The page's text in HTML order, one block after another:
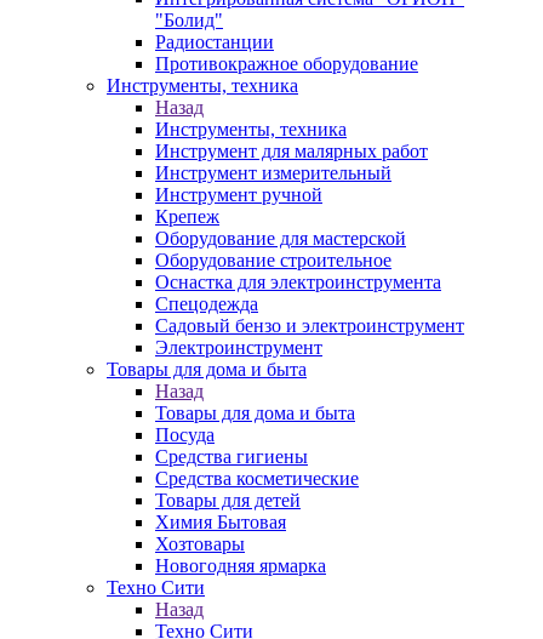
"Болид"
Радиостанции
Противокражное оборудование
Инструменты, техника
Назад
Инструменты, техника
Инструмент для малярных работ
Инструмент измерительный
Инструмент ручной
Крепеж
Оборудование для мастерской
Оборудование строительное
Оснастка для электроинструмента
Спецодежда
Садовый бензо и электроинструмент
Электроинструмент
Товары для дома и быта
Назад
Товары для дома и быта
Посуда
Средства гигиены
Средства косметические
Товары для детей
Химия Бытовая
Хозтовары
Новогодняя ярмарка
Техно Сити
Назад
Техно Сити